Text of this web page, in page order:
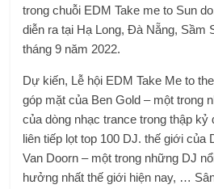
trong chuỗi EDM Take me to Sun
diễn ra tại Hạ Long, Đà Nẵng, Sầm
tháng 9 năm 2022.
Dự kiến, Lễ hội EDM Take Me to
góp mặt của Ben Gold – một trong
của dòng nhạc trance trong thập kỷ
liên tiếp lọt top 100 DJ. thế giới của
Van Doorn – một trong những DJ
hưởng nhất thế giới hiện nay, …